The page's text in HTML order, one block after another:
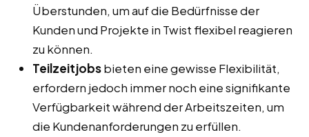
Überstunden, um auf die Bedürfnisse der
Kunden und Projekte in Twist flexibel reagieren
zu können.
Teilzeitjobsbieten eine gewisse Flexibilität,
erfordern jedoch immer noch eine signifikante
Verfügbarkeit während der Arbeitszeiten, um
die Kundenanforderungen zu erfüllen.